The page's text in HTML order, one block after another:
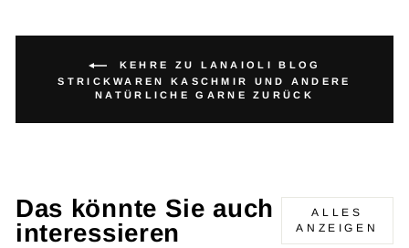
KEHRE ZU LANAIOLI BLOG
STRICKWAREN KASCHMIR UND ANDERE
NATÜRLICHE GARNE ZURÜCK
Das könnte Sie auch
interessieren
ALLES
ANZEIGEN